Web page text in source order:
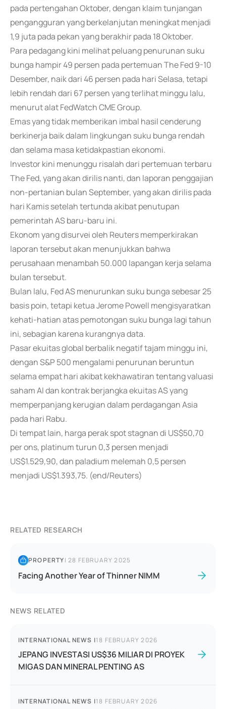
pada pertengahan Oktober, dengan klaim tunjangan
pengangguran yang berkelanjutan meningkat menjadi
1,9 juta pada pekan yang berakhir pada 18 Oktober.
Para pedagang kini melihat peluang penurunan suku
bunga hampir 49 persen pada pertemuan The Fed 9-10
Desember, naik dari 46 persen pada hari Selasa, tetapi
lebih rendah dari 67 persen yang terlihat minggu lalu,
menurut alat FedWatch CME Group.
Emas yang tidak memberikan imbal hasil cenderung
berkinerja baik dalam lingkungan suku bunga rendah
dan selama masa ketidakpastian ekonomi.
Investor kini menunggu risalah dari pertemuan terbaru
The Fed, yang akan dirilis nanti, dan laporan penggajian
non-pertanian bulan September, yang akan dirilis pada
hari Kamis setelah tertunda akibat penutupan
pemerintah AS baru-baru ini.
Ekonom yang disurvei oleh Reuters memperkirakan
laporan tersebut akan menunjukkan bahwa
perusahaan menambah 50.000 lapangan kerja selama
bulan tersebut.
Bulan lalu, Fed AS menurunkan suku bunga sebesar 25
basis poin, tetapi ketua Jerome Powell mengisyaratkan
kehati-hatian atas pemotongan suku bunga lagi tahun
ini, sebagian karena kurangnya data.
Pasar ekuitas global berbalik negatif tajam minggu ini,
dengan S&P 500 mengalami penurunan beruntun
selama empat hari akibat kekhawatiran tentang valuasi
saham AI dan kontrak berjangka ekuitas AS yang
memperpanjang kerugian dalam perdagangan Asia
pada hari Rabu.
Di tempat lain, harga perak spot stagnan di US$50,70
per ons, platinum turun 0,3 persen menjadi
US$1.529,90, dan paladium melemah 0,5 persen
menjadi US$1.393,75. (end/Reuters)
RELATED RESEARCH
PROPERTY|28 FEBRUARY 2025
Facing Another Year of Thinner NIMM
NEWS RELATED
INTERNATIONAL NEWS |18 FEBRUARY 2026
JEPANG INVESTASI US$36 MILIAR DI PROYEK
MIGAS DAN MINERAL PENTING AS
INTERNATIONAL NEWS |18 FEBRUARY 2026